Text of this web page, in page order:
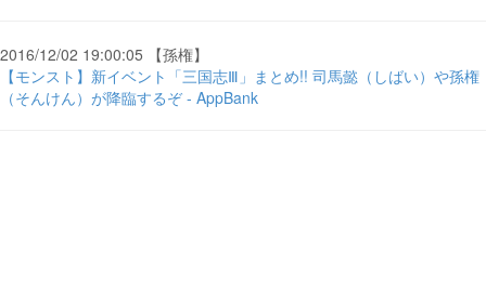
2016/12/02 19:00:05 【孫権】
【モンスト】新イベント「三国志Ⅲ」まとめ!! 司馬懿（しばい）や孫権
（そんけん）が降臨するぞ - AppBank